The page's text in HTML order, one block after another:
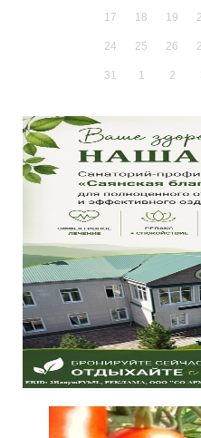
17 18 19
24 25 26
31 1 2